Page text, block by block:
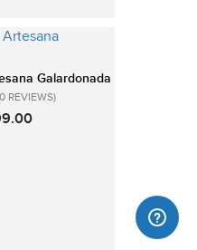
Galardonada
REVIEWS)